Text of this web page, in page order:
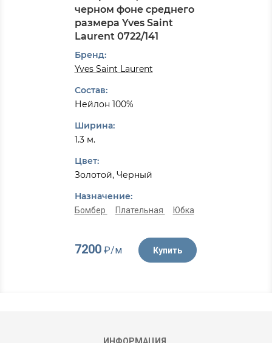
черном фоне среднего
размера Yves Saint
Laurent 0722/141
Бренд:
Yves Saint Laurent
Состав:
Нейлон 100%
Ширина:
1.3 м.
Цвет:
Золотой, Черный
Назначение:
Бомбер Плательная Юбка
7200₽/м Купить